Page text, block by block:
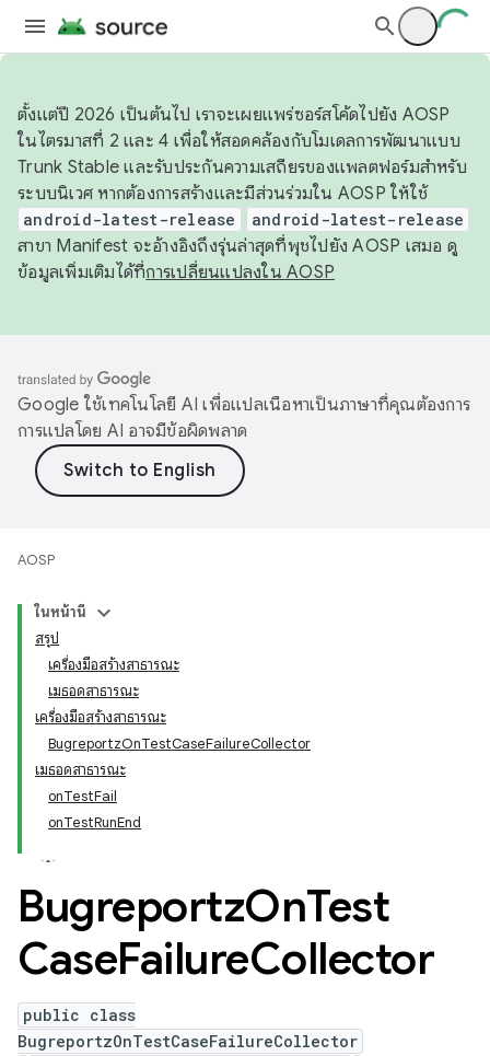
ตั้งแต่ปี 2026 เป็นต้นไป เราจะเผยแพร่ซอร์สโค้ดไปยัง AOSP
ในไตรมาสที่ 2 และ 4 เพื่อให้สอดคล้องกับโมเดลการพัฒนาแบบ
Trunk Stable และรับประกันความเสถียรของแพลตฟอร์มสำหรับ
ระบบนิเวศ หากต้องการสร้างและมีส่วนร่วมใน AOSP ให้ใช้
android-latest-release android-latest-release
สาขา Manifest จะอ้างอิงถึงรุ่นล่าสุดที่พุชไปยัง AOSP เสมอ ดู
ข้อมูลเพิ่มเติมได้ที่การเปลี่ยนแปลงใน AOSP
Google ใช้เทคโนโลยี AI เพื่อแปลเนื้อหาเป็นภาษาที่คุณต้องการ
การแปลโดย AI อาจมีข้อผิดพลาด
AOSP
ในหน้านี้
สรุป
เครื่องมือสร้างสาธารณะ
เมธอดสาธารณะ
เครื่องมือสร้างสาธารณะ
BugreportzOnTestCaseFailureCollector
เมธอดสาธารณะ
onTestFail
onTestRunEnd
BugreportzOnTest
CaseFailureCollector
public class
BugreportzOnTestCaseFailureCollector